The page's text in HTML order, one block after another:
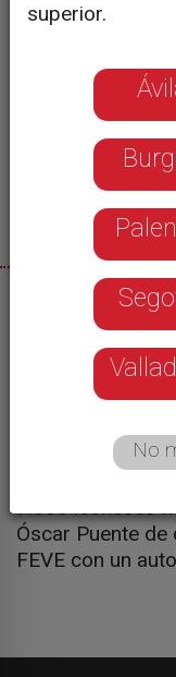
19/01/2026
El Ayuntamiento
de obras al
vía nueva de
Una
de León, que
7.000 leoneses
Óscar Puente
FEVE con un
superior.
No